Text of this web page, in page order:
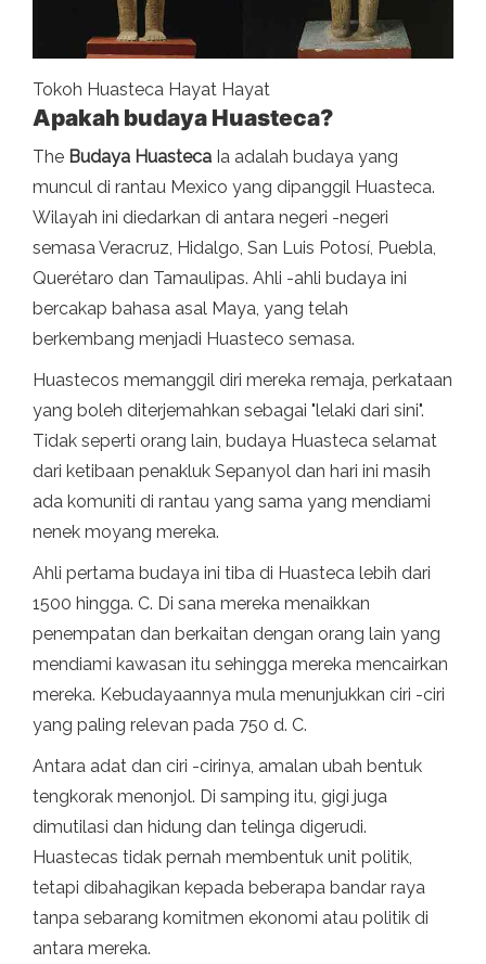
Tokoh Huasteca Hayat Hayat
Apakah budaya Huasteca?
The Budaya Huasteca Ia adalah budaya yang
muncul di rantau Mexico yang dipanggil Huasteca.
Wilayah ini diedarkan di antara negeri -negeri
semasa Veracruz, Hidalgo, San Luis Potosí, Puebla,
Querétaro dan Tamaulipas. Ahli -ahli budaya ini
bercakap bahasa asal Maya, yang telah
berkembang menjadi Huasteco semasa.
Huastecos memanggil diri mereka remaja, perkataan
yang boleh diterjemahkan sebagai "lelaki dari sini".
Tidak seperti orang lain, budaya Huasteca selamat
dari ketibaan penakluk Sepanyol dan hari ini masih
ada komuniti di rantau yang sama yang mendiami
nenek moyang mereka.
Ahli pertama budaya ini tiba di Huasteca lebih dari
1500 hingga. C. Di sana mereka menaikkan
penempatan dan berkaitan dengan orang lain yang
mendiami kawasan itu sehingga mereka mencairkan
mereka. Kebudayaannya mula menunjukkan ciri -ciri
yang paling relevan pada 750 d. C.
Antara adat dan ciri -cirinya, amalan ubah bentuk
tengkorak menonjol. Di samping itu, gigi juga
dimutilasi dan hidung dan telinga digerudi.
Huastecas tidak pernah membentuk unit politik,
tetapi dibahagikan kepada beberapa bandar raya
tanpa sebarang komitmen ekonomi atau politik di
antara mereka.